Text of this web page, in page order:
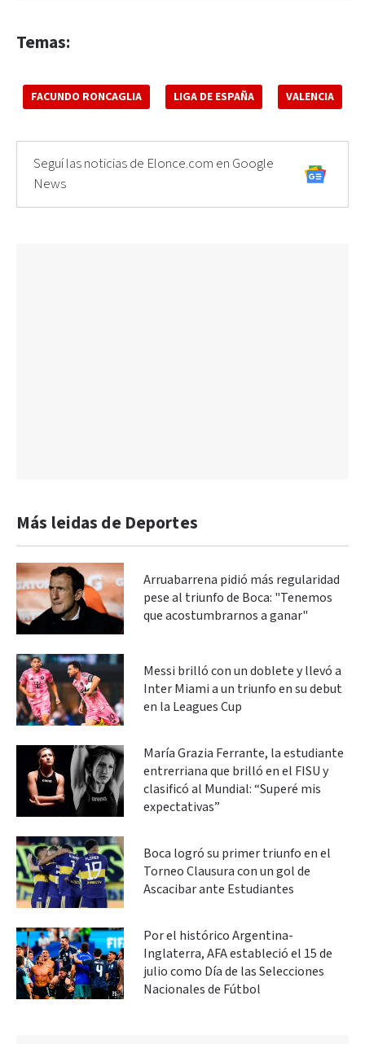
Temas:
FACUNDO RONCAGLIA LIGA DE ESPAÑA VALENCIA
Seguí las noticias de Elonce.com en Google
News
Más leidas de Deportes
Arruabarrena pidió más regularidad
pese al triunfo de Boca: "Tenemos
que acostumbrarnos a ganar"
Messi brilló con un doblete y llevó a
Inter Miami a un triunfo en su debut
en la Leagues Cup
María Grazia Ferrante, la estudiante
entrerriana que brilló en el FISU y
clasificó al Mundial: “Superé mis
expectativas”
Boca logró su primer triunfo en el
Torneo Clausura con un gol de
Ascacibar ante Estudiantes
Por el histórico Argentina-
Inglaterra, AFA estableció el 15 de
julio como Día de las Selecciones
Nacionales de Fútbol